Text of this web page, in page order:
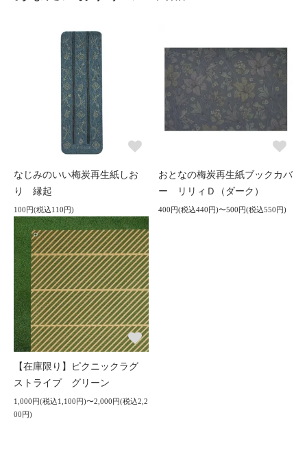
なじみのいい梅炭再生紙しお
り 縁起
100円(税込110円)
おとなの梅炭再生紙ブックカバ
ー リリィＤ（ダーク）
400円(税込440円)〜500円(税込550円)
【在庫限り】ピクニックラグ
ストライプ グリーン
1,000円(税込1,100円)〜2,000円(税込2,2
00円)